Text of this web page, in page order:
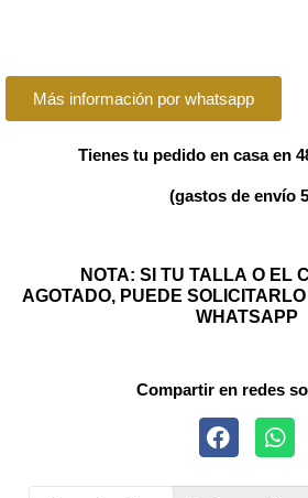
Más información por whatsapp
Tienes tu pedido en casa en
(gastos de envío
NOTA: SI TU TALLA O EL
AGOTADO, PUEDE
WHATSAPP
Compartir en redes